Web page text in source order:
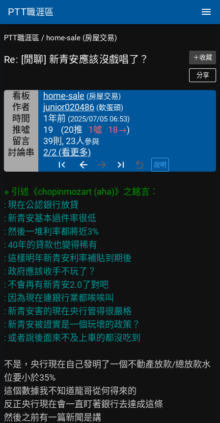
PTT職涯區
PTT職涯區 / home-sale (房屋交易)
Re: [閒聊] 新青安應該沒戲唱了？ ＋收藏
分享
看板 home-sale (房屋交易)
作者 junior020486 (軟蛋頭)
時間 1年前 (2025/07/05 06:53)
推噓 19 (20推 1噓 18→)
留言
39則, 23人參與
討論串 2/2 (看更多)
說明
: 現在公認銀行放貸
: 新青安基本過件率很低
: 然後一堆利率都將近3%
: 40年的貸款也變得稀有
: 這樣明年新青安利率補貼到期後
: 政府應該收手不玩了？
: 不會再有新青安2.0了對吧
: 因為現在連銀行業都唉唉叫
: 新青安害的現在央行管得很嚴格
: 新青安被證實是一個玩壞的政策？
不是，央行現在自己發明了一個不動產放款/總放款水
位要小於35%
這個數據我不知道龍哥從何得來的
反正央行現在會一直盯著銀行去達成這條
然後之前有一篇新聞是講